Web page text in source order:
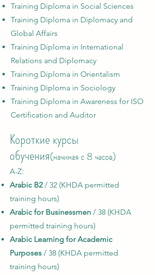
Training Diploma in Social Sciences
Training Diploma in Diplomacy and
Global Affairs
Training Diploma in International
Relations and Diplomacy
Training Diploma in Orientalism
Training Diploma in Sociology
Training Diploma in Awareness for ISO
Certification and Auditor
Короткие курсы
обучения(начиная с 8 часов)
A-Z:​
Arabic B2/ 32 (KHDA permitted
training hours)
Arabic for Businessmen / 38 (KHDA
permitted training hours)
Arabic Learning for Academic
Purposes / 38 (KHDA permitted
training hours)